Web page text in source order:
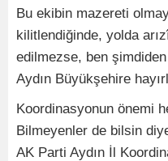
Bu ekibin mazereti
kilitlendiğinde, yolda
edilmezse, ben
Aydın Büyükşehire
Koordinasyonun önemi
Bilmeyenler de bilsin
AK Parti Aydın İl